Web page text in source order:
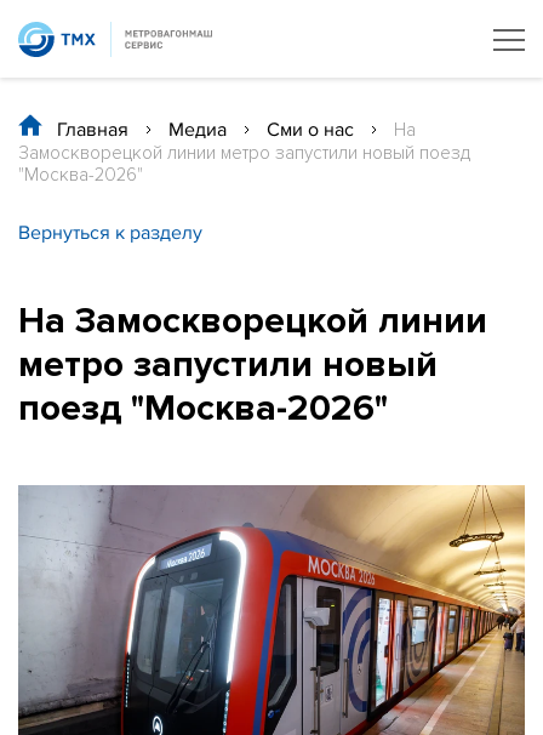
Главная / Медиа / Сми о нас /
На
Замоскворецкой линии метро запустили новый поезд
"Москва-2026"
Вернуться к разделу
На Замоскворецкой линии
метро запустили новый
поезд "Москва-2026"